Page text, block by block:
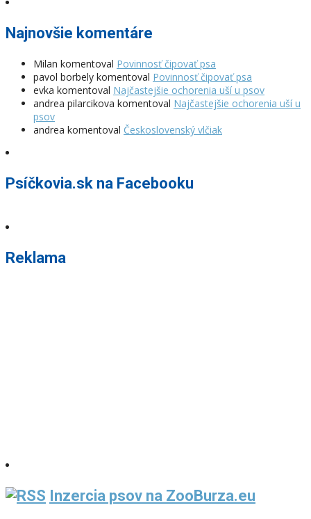
Najnovšie komentáre
Milan komentoval Povinnosť čipovať psa
pavol borbely komentoval Povinnosť čipovať psa
evka komentoval Najčastejšie ochorenia uší u psov
andrea pilarcikova komentoval Najčastejšie ochorenia uší u
psov
andrea komentoval Československý vlčiak
Psíčkovia.sk na Facebooku
Reklama
Inzercia psov na ZooBurza.eu